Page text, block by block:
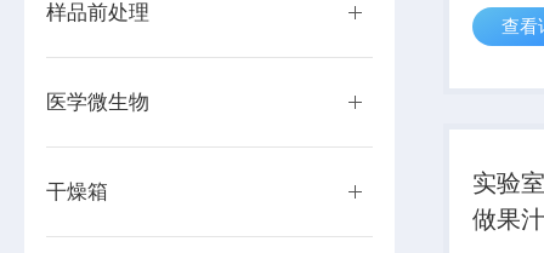
样品前处理
医学微生物
干燥箱
内,通过
膜上,用
查看
实验
做果